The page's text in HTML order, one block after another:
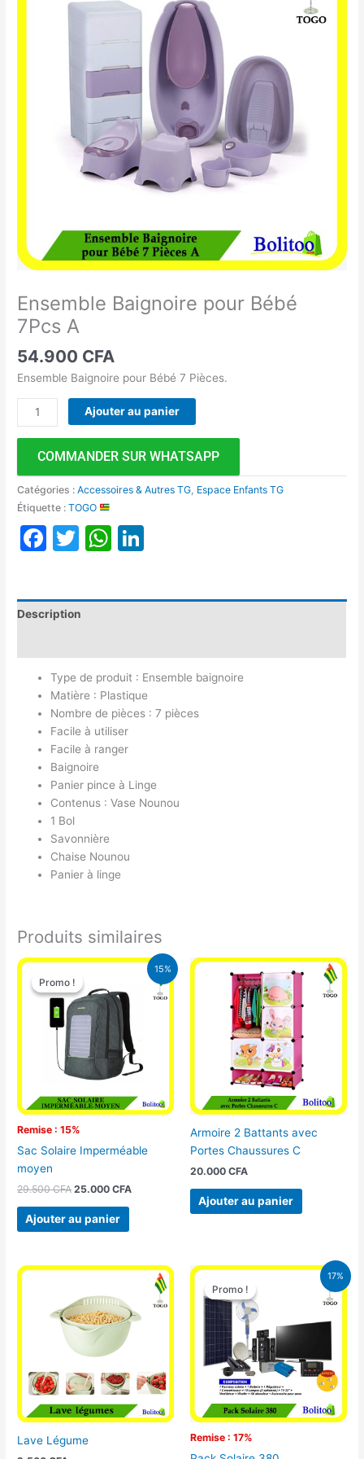
Ensemble Baignoire pour Bébé
7Pcs A
54.900 CFA
Ensemble Baignoire pour Bébé 7 Pièces.
Ajouter au panier
COMMANDER SUR WHATSAPP
Catégories :Accessoires & Autres TG Espace Enfants TG
Étiquette :TOGO
Facebook
TwitterWhatsApp
Description
Type de produit : Ensemble baignoire
Matière : Plastique
Nombre de pièces : 7 pièces
Facile à utiliser
Facile à ranger
Baignoire
Panier pince à Linge
Contenus : Vase Nounou
1 Bol
Savonnière
Chaise Nounou
Panier à linge
Produits similaires
15%
Promo !
Remise : 15%
Promo !
Sac Solaire Imperméable
moyen
29.500CFA
Le
prix
initial
était :
29.500 CFA.
25.000CFA
Le
prix
actuel
Ajouter au panier
Armoire 2 Battants avec
Portes Chaussures C
20.000 CFA
Ajouter au panier
Lave Légume
17%
Promo !
Remise : 17%
Promo !
Le
initial
était :
430.000 CFA.
Le
prix
actuel
355.000